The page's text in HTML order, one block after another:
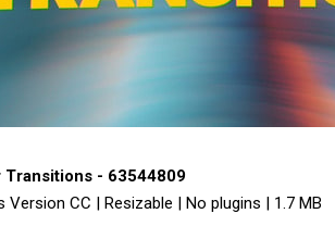
Transitions - 63544809
CC | Resizable | No plugins | 1.7 MB